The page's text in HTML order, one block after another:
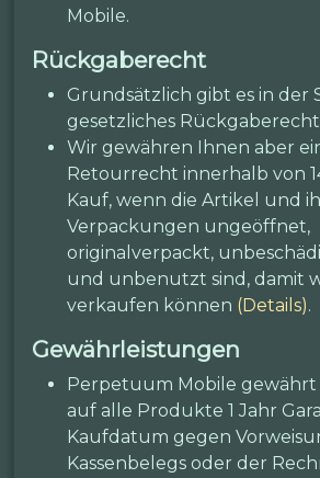
Mobile.
Rückgaberecht
Grundsätzlich gibt es in der
gesetzliches
Wir gewähren Ihnen aber
Retourrecht innerhalb von
Kauf, wenn die Artikel und
Verpackungen ungeöffnet,
originalverpackt,
und unbenutzt sind, damit
verkaufen können (Details).
Gewährleistungen
Perpetuum Mobile
auf alle Produkte 1 Jahr
Kaufdatum gegen
Kassenbelegs oder der